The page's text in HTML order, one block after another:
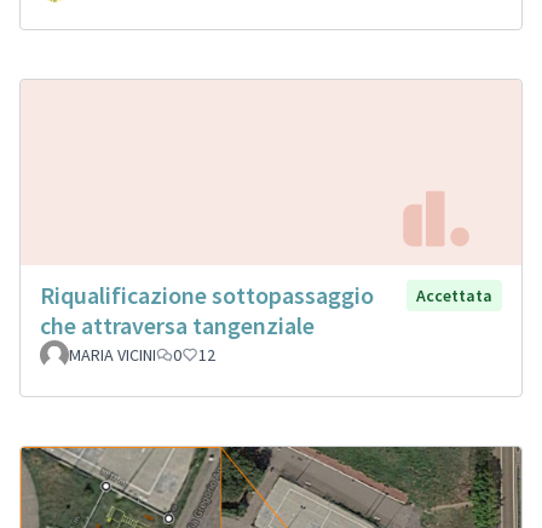
Riqualificazione sottopassaggio
che attraversa tangenziale
Accettata
MARIA VICINI 0 12